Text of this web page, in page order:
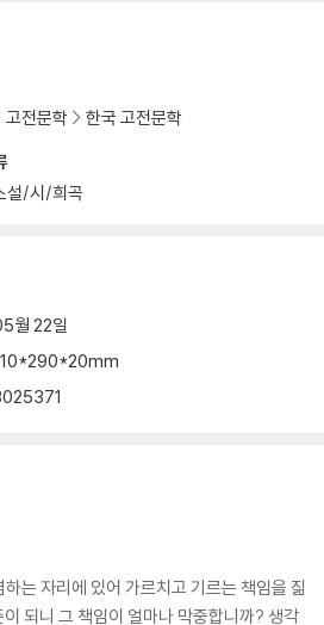
설/시/희곡
고전문학 한국 고전문학
월 22일
는 자리에 있어 가르치고 기르는 책임을 짊
되니 그 책임이 얼마나 막중합니까? 생각